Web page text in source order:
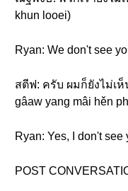
khun looei)
Ryan: We don't see
สตีฟ: ครับ ผมก็ยังไม่เ
gâaw yang mâi hěn
Ryan: Yes, I don't see
POST